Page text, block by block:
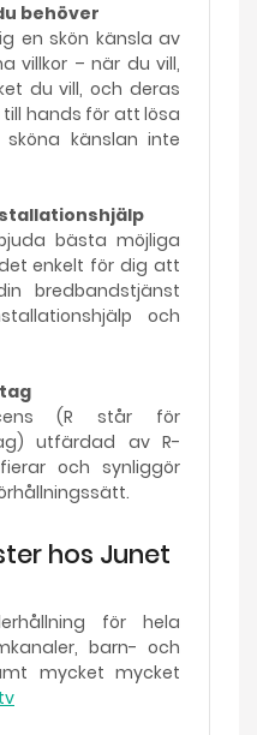
behöver
en skön känsla av
villkor – när du vill,
du vill, och deras
hands för att lösa
känslan inte
bästa möjliga
enkelt för dig att
bredbandstjänst
och
(R står för
utfärdad av R-
och synliggör
hos Junet
för hela
barn- och
mycket mycket